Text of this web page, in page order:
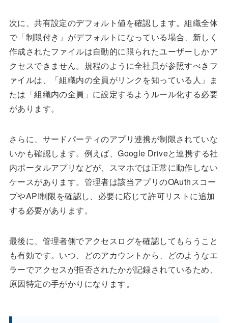
次に、共有設定のデフォルト値を確認します。組織全体
で「制限付き」がデフォルトになっている場合、新しく
作成されたファイルは自動的に限られたユーザーしかア
クセスできません。規程のように全社員が参照すべきフ
ァイルは、「組織内の全員がリンクを知っている人」ま
たは「組織内の全員」に設定するようルール化する必要
があります。
さらに、サードパーティのアプリ連携が制限されていな
いかも確認します。例えば、Google Driveと連携する社
内ポータルアプリなどが、スマホでは正常に動作しない
ケースがあります。管理者は該当アプリのOAuthスコー
プやAPI制限を確認し、必要に応じて許可リストに追加
する必要があります。
最後に、管理者側でアクセスログを確認してもらうこと
も有効です。いつ、どのアカウントから、どのようなエ
ラーでアクセスが拒否されたかが記録されているため、
原因特定の手がかりになります。